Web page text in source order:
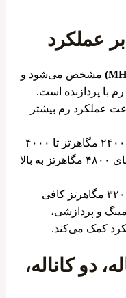
عملکرد
مشخص می‌شود و
با پردازنده است.
عملکرد رم بیشتر
معمولاً در سرعت‌های ۲۴۰۰ مگاهرتز تا ۴۰۰۰
در سرعت‌های ۴۸۰۰ مگاهرتز به بالا
برای اغلب کاربران، ۲۶۶۶ یا ۳۲۰۰ مگاهرتز کافی
و پردازشی،
کمک می‌کند.
دو کاناله،